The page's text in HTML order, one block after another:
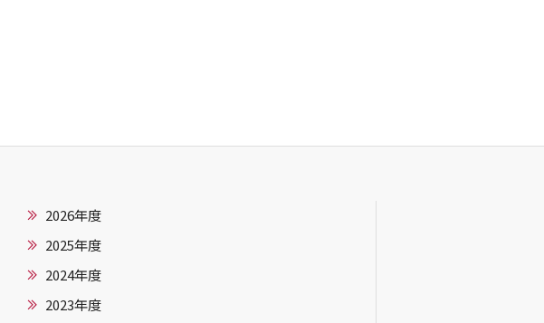
2026年度
2025年度
2024年度
2023年度